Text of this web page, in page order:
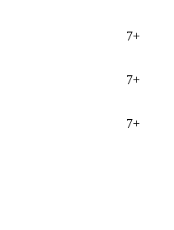
7+
7+
7+